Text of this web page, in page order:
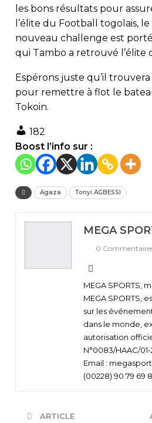
les bons résultats pour
l’élite du Football togolais,
nouveau challenge est
qui Tambo a retrouvé l’élite
Espérons juste qu’il
pour remettre à flot le
Tokoin.
182
Boost l’info sur :
Agaza Tonyi AGBESSI
MEGA
0
MEGA SPORTS,
MEGA SPORTS,
sur les
dans le monde,
autorisation
N°0083/HAAC/01-
Email :
(00228) 90 79 69
ARTICLE